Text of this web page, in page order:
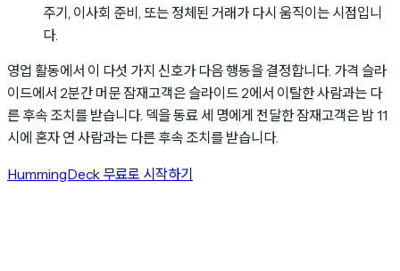
주기, 이사회 준비, 또는 정체된 거래가 다시 움직이는 시점입니
다.
영업 활동에서 이 다섯 가지 신호가 다음 행동을 결정합니다. 가격 슬라
이드에서 2분간 머문 잠재고객은 슬라이드 2에서 이탈한 사람과는 다
른 후속 조치를 받습니다. 덱을 동료 세 명에게 전달한 잠재고객은 밤 11
시에 혼자 연 사람과는 다른 후속 조치를 받습니다.
HummingDeck 무료로 시작하기